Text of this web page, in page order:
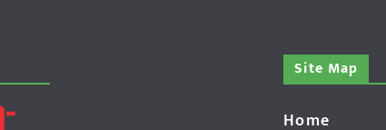
Site Map
Home